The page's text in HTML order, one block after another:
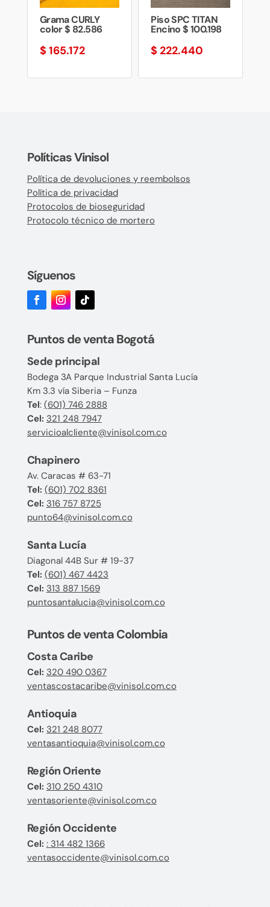
Grama CURLY
color $ 82.586
$ 165.172
Piso SPC TITAN
Encino $ 100.198
$ 222.440
Políticas Vinisol
Política de devoluciones y reembolsos
Política de privacidad
Protocolos de bioseguridad
Protocolo técnico de mortero
Síguenos
Puntos de venta Bogotá
Sede principal
Bodega 3A Parque Industrial Santa Lucía
Km 3.3 vía Siberia – Funza
Tel: (601) 746 2888
Cel: 321 248 7947
servicioalcliente@vinisol.com.co
Chapinero
Av. Caracas # 63-71
Tel: (601) 702 8361
Cel: 316 757 8725
punto64@vinisol.com.co
Santa Lucía
Diagonal 44B Sur # 19-37
Tel: (601) 467 4423
Cel: 313 887 1569
puntosantalucia@vinisol.com.co
Puntos de venta Colombia
Costa Caribe
Cel: 320 490 0367
ventascostacaribe@vinisol.com.co
Antioquia
Cel: 321 248 8077
ventasantioquia@vinisol.com.co
Región Oriente
Cel: 310 250 4310
ventasoriente@vinisol.com.co
Región Occidente
Cel: : 314 482 1366
ventasoccidente@vinisol.com.co